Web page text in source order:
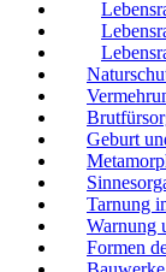
Geburt
Tarnung
Warnung
Formen